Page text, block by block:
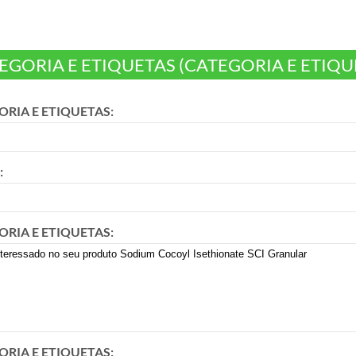
E ETIQUETAS (CATEGORIA E
E ETIQUETAS:
E ETIQUETAS:
E ETIQUETAS: